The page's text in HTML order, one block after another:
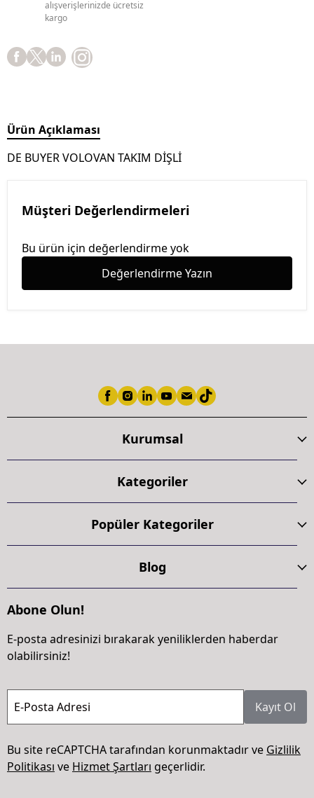
alışverişlerinizde ücretsiz
kargo
Ürün Açıklaması
DE BUYER VOLOVAN TAKIM DİŞLİ
Müşteri Değerlendirmeleri
Bu ürün için değerlendirme yok
Değerlendirme Yazın
Kurumsal
Kategoriler
Popüler Kategoriler
Blog
Abone Olun!
E-posta adresinizi bırakarak yeniliklerden haberdar
olabilirsiniz!
E-Posta Adresi Kayıt Ol
Bu site reCAPTCHA tarafından korunmaktadır ve Gizlilik
Politikası ve Hizmet Şartları geçerlidir.